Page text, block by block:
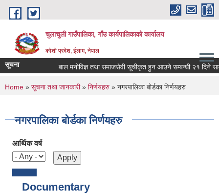
Skip to main content
चुलाचुली गाउँपालिका, गाँउ कार्यपालिकाको कार्यालय
कोशी प्रदेश, ईलाम, नेपाल
सूचना बाल मनोविज्ञ तथा समाजसेवी सूचीकृत हुन आउने सम्बन्धी २१ दिने
You are here
Home » सूचना तथा जानकारी» निर्णयहरु » नगरपालिका बोर्डका निर्णयहरु
नगरपालिका बोर्डका निर्णयहरु
आर्थिक वर्ष
Documentary